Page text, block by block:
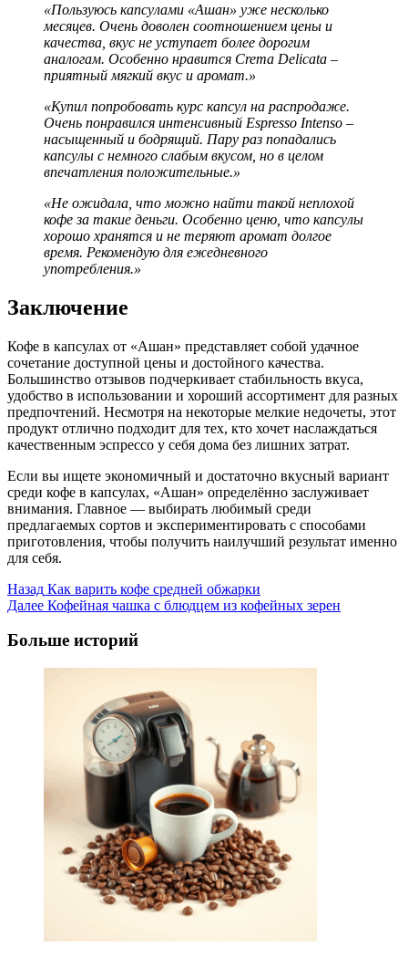
«Пользуюсь капсулами «Ашан» уже несколько
месяцев. Очень доволен соотношением цены и
качества, вкус не уступает более дорогим
аналогам. Особенно нравится Crema Delicata –
приятный мягкий вкус и аромат.»
«Купил попробовать курс капсул на распродаже.
Очень понравился интенсивный Espresso Intenso –
насыщенный и бодрящий. Пару раз попадались
капсулы с немного слабым вкусом, но в целом
впечатления положительные.»
«Не ожидала, что можно найти такой неплохой
кофе за такие деньги. Особенно ценю, что капсулы
хорошо хранятся и не теряют аромат долгое
время. Рекомендую для ежедневного
употребления.»
Заключение
Кофе в капсулах от «Ашан» представляет собой удачное
сочетание доступной цены и достойного качества.
Большинство отзывов подчеркивает стабильность вкуса,
удобство в использовании и хороший ассортимент для разных
предпочтений. Несмотря на некоторые мелкие недочеты, этот
продукт отлично подходит для тех, кто хочет наслаждаться
качественным эспрессо у себя дома без лишних затрат.
Если вы ищете экономичный и достаточно вкусный вариант
среди кофе в капсулах, «Ашан» определённо заслуживает
внимания. Главное — выбирать любимый среди
предлагаемых сортов и экспериментировать с способами
приготовления, чтобы получить наилучший результат именно
для себя.
Post
Navigation
Назад Как варить кофе средней обжарки
Далее Кофейная чашка с блюдцем из кофейных зерен
Больше историй